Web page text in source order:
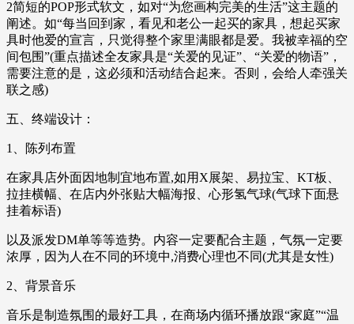
2简短的POP形式软文，如对“为您画构完美的生活”这主题的
阐述。如“每当回到家，看见和老公一起买的家具，想起买家
具时他爱的宣言，只觉得整个家里满眼都是爱。我被幸福的空
间包围”(重点描述全友家具是“关爱的见证”、“关爱的物语”，
需要注意的是，这必须和活动结合起来。否则，会给人牵强关
联之感)
五、终端设计：
1、陈列布置
在家具店外面因地制宜地布置,如用X展架、易拉宝、KT板、
拉挂横幅、在店内外张贴大幅海报、心形氢气球(气球下面悬
挂着标语)
以及派发DM单等等造势。内容一定要配合主题，气氛一定要
浓厚，因为人在不同的环境中,消费心理也不同(尤其是女性)
2、背景音乐
音乐是制造氛围的最好工具，在商场内循环播放跟“家庭”“温